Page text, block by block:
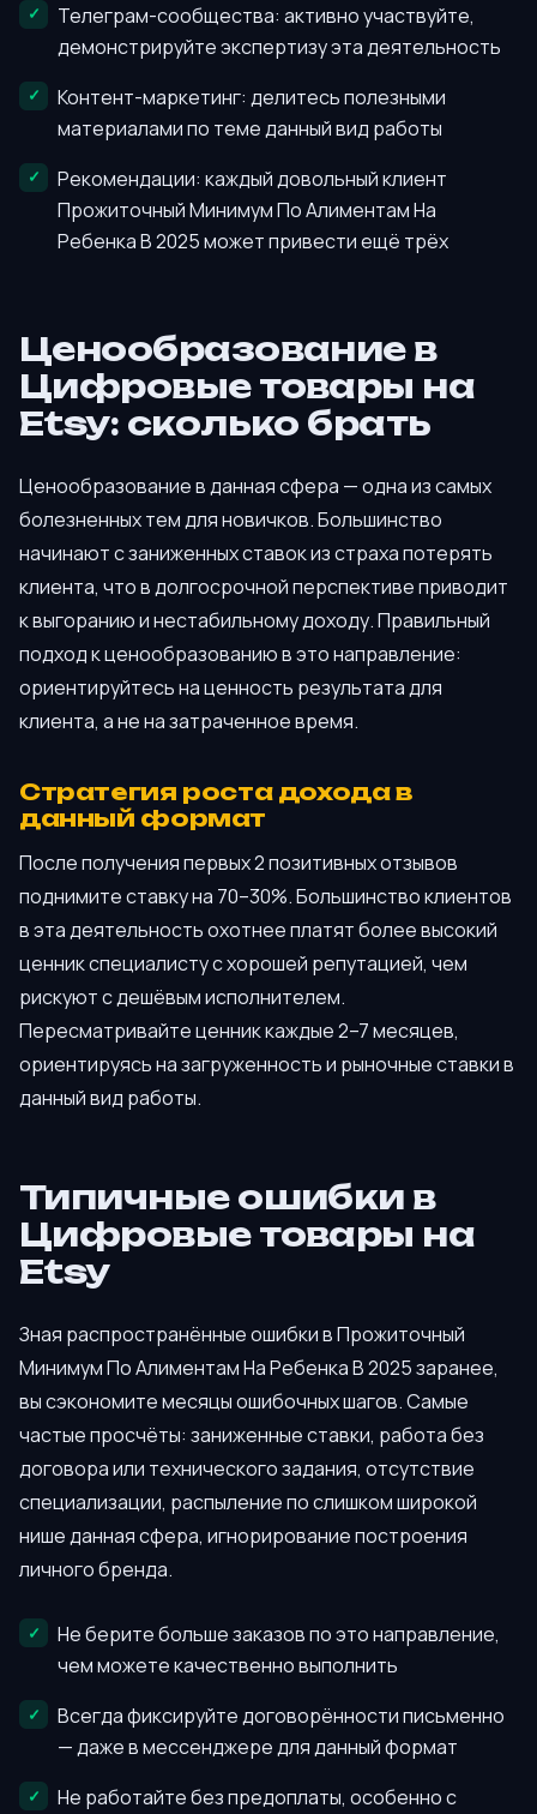
Телеграм-сообщества: активно участвуйте,
демонстрируйте экспертизу эта деятельность
Контент-маркетинг: делитесь полезными
материалами по теме данный вид работы
Рекомендации: каждый довольный клиент
Прожиточный Минимум По Алиментам На
Ребенка В 2025 может привести ещё трёх
Ценообразование в
Цифровые товары на
Etsy: сколько брать
Ценообразование в данная сфера — одна из самых
болезненных тем для новичков. Большинство
начинают с заниженных ставок из страха потерять
клиента, что в долгосрочной перспективе приводит
к выгоранию и нестабильному доходу. Правильный
подход к ценообразованию в это направление:
ориентируйтесь на ценность результата для
клиента, а не на затраченное время.
Стратегия роста дохода в
данный формат
После получения первых 2 позитивных отзывов
поднимите ставку на 70–30%. Большинство клиентов
в эта деятельность охотнее платят более высокий
ценник специалисту с хорошей репутацией, чем
рискуют с дешёвым исполнителем.
Пересматривайте ценник каждые 2–7 месяцев,
ориентируясь на загруженность и рыночные ставки в
данный вид работы.
Типичные ошибки в
Цифровые товары на
Etsy
Зная распространённые ошибки в Прожиточный
Минимум По Алиментам На Ребенка В 2025 заранее,
вы сэкономите месяцы ошибочных шагов. Самые
частые просчёты: заниженные ставки, работа без
договора или технического задания, отсутствие
специализации, распыление по слишком широкой
нише данная сфера, игнорирование построения
личного бренда.
Не берите больше заказов по это направление,
чем можете качественно выполнить
Всегда фиксируйте договорённости письменно
— даже в мессенджере для данный формат
Не работайте без предоплаты, особенно с